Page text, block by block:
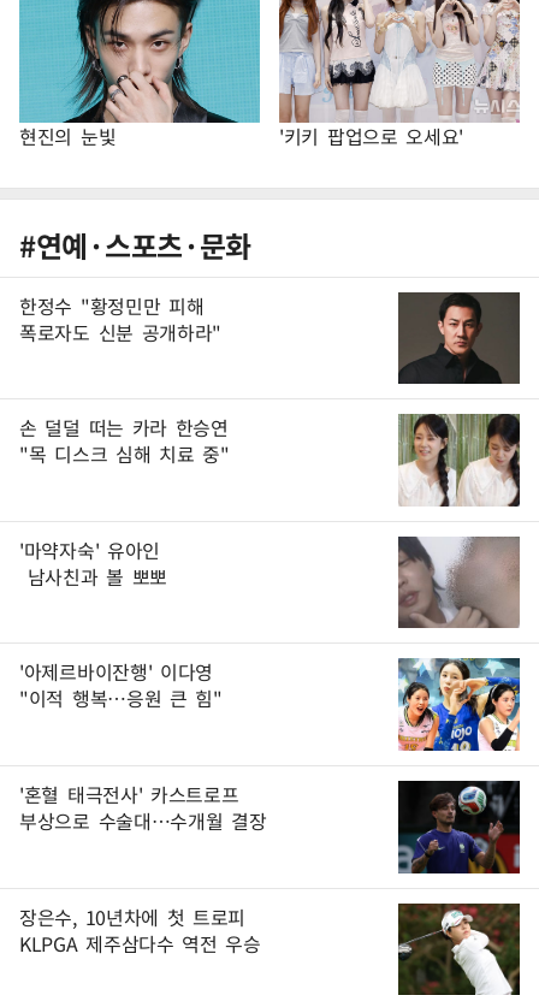
현진의 눈빛 '키키 팝업으로 오세요'
#연예·스포츠·문화
한정수 "황정민만 피해
폭로자도 신분 공개하라"
손 덜덜 떠는 카라 한승연
"목 디스크 심해 치료 중"
'마약자숙' 유아인
남사친과 볼 뽀뽀
'아제르바이잔행' 이다영
"이적 행복…응원 큰 힘"
'혼혈 태극전사' 카스트로프
부상으로 수술대…수개월 결장
장은수, 10년차에 첫 트로피
KLPGA 제주삼다수 역전 우승